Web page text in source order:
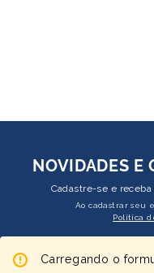
NOVIDADES E
Cadastre-se e
Ao cadastrar seu
Política
Carregando o